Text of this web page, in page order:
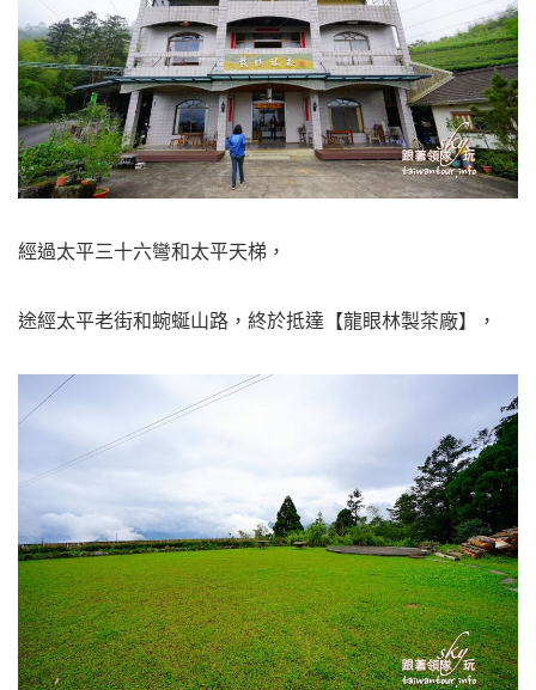
經過太平三十六彎和太平天梯，
途經太平老街和蜿蜒山路，終於抵達【龍眼林製茶廠】，